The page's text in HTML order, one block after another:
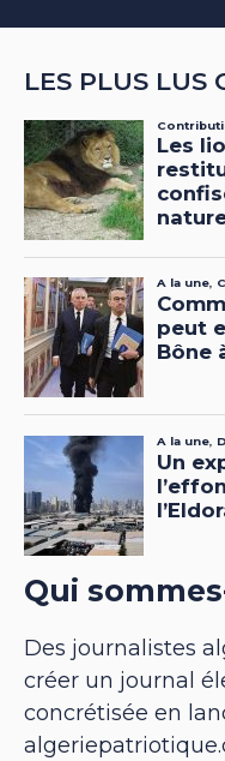
LES PLUS LUS
Qui
Des journalistes
créer un journal
concrétisée en